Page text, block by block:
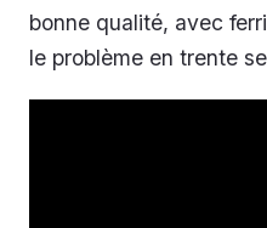
bonne qualité, avec
le problème en trente